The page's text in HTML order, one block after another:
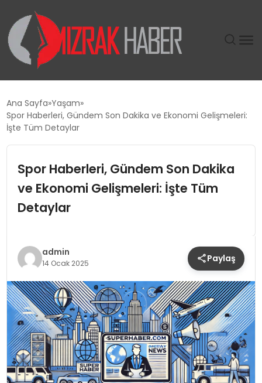
SIYASET
EKONOMI
TEKNOLOJI
YAŞAM
Ana Sayfa Yaşam
Spor Haberleri, Gündem Son Dakika ve Ekonomi Gelişmeleri:
İşte Tüm Detaylar
Spor Haberleri, Gündem Son Dakika
ve Ekonomi Gelişmeleri: İşte Tüm
Detaylar
admin
14 Ocak 2025 Paylaş